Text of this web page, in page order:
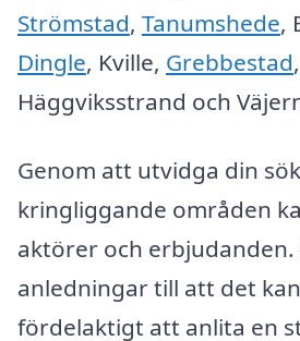
Strömstad, Tanumshede,
Dingle, Kville, Grebbestad
Häggviksstrand och
Genom att utvidga din
kringliggande områden
aktörer och erbjudanden.
anledningar till att det
fördelaktigt att anlita en